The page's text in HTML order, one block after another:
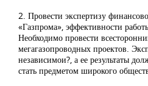
2. Провести экспертизу
«Газпрома», эффективности
Необходимо провести
мегагазопроводных проектов.
независимои?, а ее результаты
стать предметом широкого